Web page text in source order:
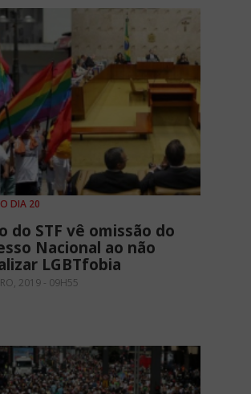
DIA 20
do STF vê omissão do
Nacional ao não
LGBTfobia
2019 - 09H55